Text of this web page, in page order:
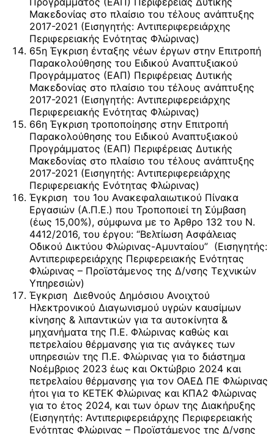
Μακεδονίας στο πλαίσιο του τέλους ανάπτυξης
2017-2021 (Εισηγητής: Αντιπεριφερειάρχης
Περιφερειακής Ενότητας Φλώρινας)
65η Έγκριση ένταξης νέων έργων στην Επιτροπή
Παρακολούθησης του Ειδικού Αναπτυξιακού
Προγράμματος (ΕΑΠ) Περιφέρειας Δυτικής
Μακεδονίας στο πλαίσιο του τέλους ανάπτυξης
2017-2021 (Εισηγητής: Αντιπεριφερειάρχης
Περιφερειακής Ενότητας Φλώρινας)
66η Έγκριση τροποποίησης στην Επιτροπή
Παρακολούθησης του Ειδικού Αναπτυξιακού
Προγράμματος (ΕΑΠ) Περιφέρειας Δυτικής
Μακεδονίας στο πλαίσιο του τέλους ανάπτυξης
2017-2021 (Εισηγητής: Αντιπεριφερειάρχης
Περιφερειακής Ενότητας Φλώρινας)
Έγκριση του 1ου Ανακεφαλαιωτικού Πίνακα
Εργασιών (Α.Π.Ε.) που Τροποποιεί τη Σύμβαση
(έως 15,00%), σύμφωνα με το Άρθρο 132 του Ν.
4412/2016, του έργου: “Βελτίωση Ασφάλειας
Οδικού Δικτύου Φλώρινας-Αμυνταίου” (Εισηγητής:
Αντιπεριφερειάρχης Περιφερειακής Ενότητας
Φλώρινας – Προϊστάμενος της Δ/νσης Τεχνικών
Υπηρεσιών)
Έγκριση Διεθνούς Δημόσιου Ανοιχτού
Ηλεκτρονικού Διαγωνισμού υγρών καυσίμων
κίνησης & λιπαντικών για τα αυτοκίνητα &
μηχανήματα της Π.Ε. Φλώρινας καθώς και
πετρελαίου θέρμανσης για τις ανάγκες των
υπηρεσιών της Π.Ε. Φλώρινας για το διάστημα
Νοέμβριος 2023 έως και Οκτώβριο 2024 και
πετρελαίου θέρμανσης για τον ΟΑΕΔ ΠΕ Φλώρινας
ήτοι για το ΚΕΤΕΚ Φλώρινας και ΚΠΑ2 Φλώρινας
για το έτος 2024, και των όρων της Διακήρυξης
(Εισηγητής: Αντιπεριφερειάρχης Περιφερειακής
Ενότητας Φλώρινας – Προϊστάμενος της Δ/νσης